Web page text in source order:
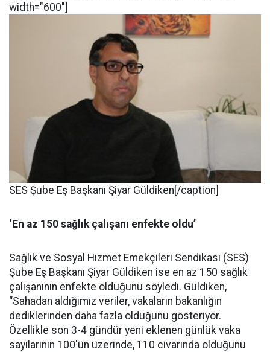
width="600"]
SES Şube Eş Başkanı Şiyar Güldiken[/caption]
‘En az 150 sağlık çalışanı enfekte oldu’
Sağlık ve Sosyal Hizmet Emekçileri Sendikası (SES)
Şube Eş Başkanı Şiyar Güldiken ise en az 150 sağlık
çalışanının enfekte olduğunu söyledi. Güldiken,
“Sahadan aldığımız veriler, vakaların bakanlığın
dediklerinden daha fazla olduğunu gösteriyor.
Özellikle son 3-4 gündür yeni eklenen günlük vaka
sayılarının 100'ün üzerinde, 110 civarında olduğunu